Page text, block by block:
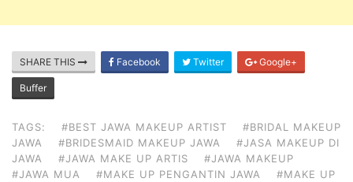
SHARE THIS Facebook Twitter Google+
Buffer
TAGS: #BEST JAWA MAKEUP ARTIST
#BRIDAL MAKEUP
JAWA
#BRIDESMAID MAKEUP JAWA
#JASA MAKEUP DI
JAWA
#JAWA MAKE UP ARTIS
#JAWA MAKEUP
#JAWA MUA
#MAKE UP PENGANTIN JAWA
#MAKE UP